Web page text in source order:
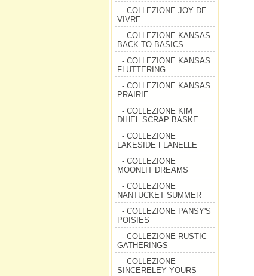
- COLLEZIONE JOY DE
VIVRE
- COLLEZIONE KANSAS
BACK TO BASICS
- COLLEZIONE KANSAS
FLUTTERING
- COLLEZIONE KANSAS
PRAIRIE
- COLLEZIONE KIM
DIHEL SCRAP BASKE
- COLLEZIONE
LAKESIDE FLANELLE
- COLLEZIONE
MOONLIT DREAMS
- COLLEZIONE
NANTUCKET SUMMER
- COLLEZIONE PANSY'S
POISIES
- COLLEZIONE RUSTIC
GATHERINGS
- COLLEZIONE
SINCERELEY YOURS